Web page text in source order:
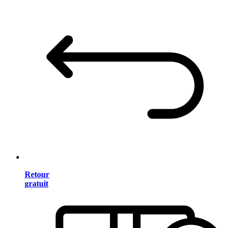
Retour
gratuit